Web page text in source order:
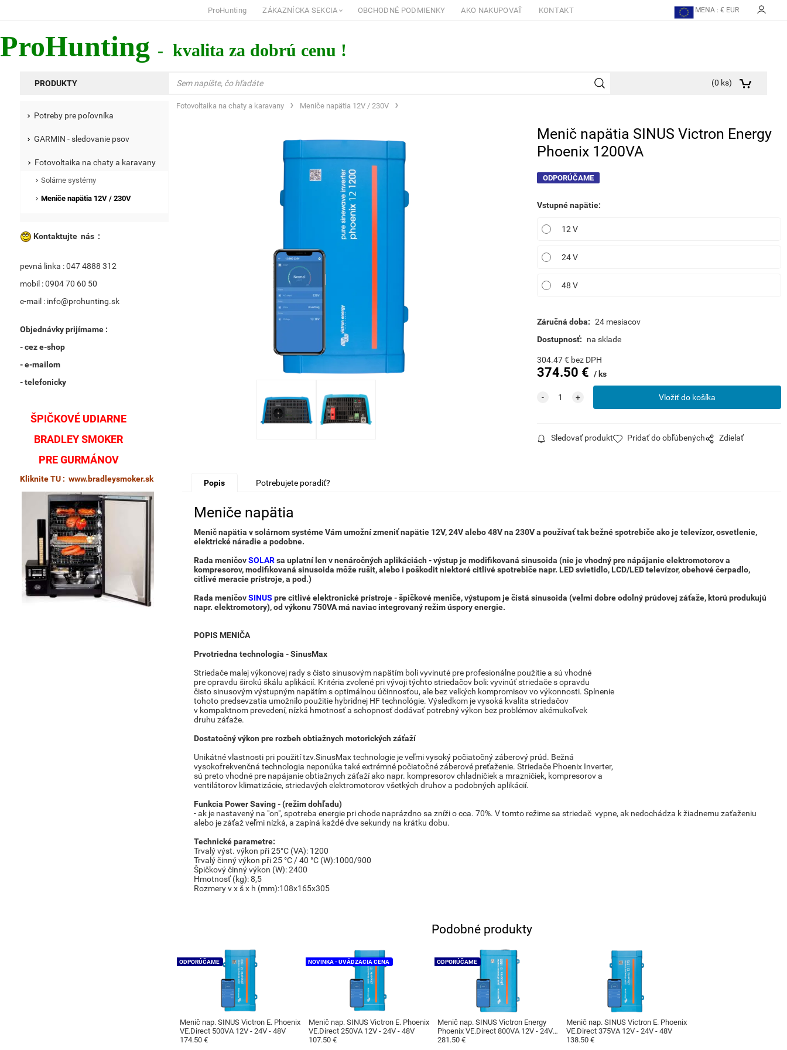
ProHunting ZÁKAZNÍCKA SEKCIA OBCHODNÉ PODMIENKY AKO NAKUPOVAŤ KONTAKT MENA : € EUR
ProHunting - kvalita za dobrú cenu !
PRODUKTY (0 ks)
Potreby pre poľovníka
GARMIN - sledovanie psov
Fotovoltaika na chaty a karavany
Solárne systémy
Meniče napätia 12V / 230V
Kontaktujte nás :
pevná linka : 047 4888 312
mobil : 0904 70 60 50
e-mail : info@prohunting.sk
Objednávky prijímame :
- cez e-shop
- e-mailom
- telefonicky
ŠPIČKOVÉ UDIARNE
BRADLEY SMOKER
PRE GURMÁNOV
Kliknite TU : www.bradleysmoker.sk
Fotovoltaika na chaty a karavany Meniče napätia 12V / 230V
Menič napätia SINUS Victron Energy
Phoenix 1200VA
ODPORÚČAME
Vstupné napätie:
12 V
24 V
48 V
Záručná doba: 24 mesiacov
Dostupnosť:
na sklade
304.47€ bez DPH
374.50 € ks
Sledovať produkt Pridať do obľúbených Zdielať
Popis Potrebujete poradiť?
Meniče napätia
Menič napätia v solárnom systéme Vám umožní zmeniť napätie 12V, 24V alebo 48V na 230V a používať tak bežné spotrebiče ako je televízor, osvetlenie,
elektrické náradie a podobne.
Rada meničovSOLARsa uplatní len v nenáročných aplikáciách - výstup je modifikovaná sinusoida(nie je vhodný pre nápájanie elektromotorov a
kompresorov, modifikovaná sinusoida môže rušit, alebo i poškodit niektoré citlivé spotrebiče napr. LED svietidlo, LCD/LEDtelevízor, obehové čerpadlo,
citlivé meracie prístroje, a pod.)
Rada meničovSINUS pre citlivé elektronické prístroje - špičkové meniče, výstupom je čistá sinusoida (velmi dobre odolný prúdovej záťaže, ktorú produkujú
napr. elektromotory), od výkonu 750VA má naviac integrovaný režim úspory energie.
POPIS MENIČA
Prvotriedna technologia - SinusMax
Striedače malej výkonovej rady s čisto sinusovým napätím boli vyvinuté pre profesionálne použitie a sú vhodné
pre opravdu širokú škálu aplikácií. Kritéria zvolené pri vývoji týchto striedačov boli: vyvinúť striedače s opravdu
čisto sinusovým výstupným napätím s optimálnou účinnosťou, ale bez velkých kompromisov vo výkonnosti. Splnenie
tohoto predsevzatia umožnilo použitie hybridnej HF technológie. Výsledkom je vysoká kvalita striedačov
v kompaktnom prevedení, nízká hmotnosť a schopnosť dodávať potrebný výkon bez problémov akémukoľvek
druhu záťaže.
Dostatočný výkon pre rozbeh obtiažnych motorických záťaží
Unikátné vlastnosti pri použití tzv.SinusMax technologie je veľmi vysoký počiatočný záberový prúd. Bežná
vysokofrekvenčná technologia neponúka také extrémné počiatočné záberové preťaženie. Striedače Phoenix Inverter,
sú preto vhodné pre napájanie obtiažnych záťaží ako napr. kompresorov chladničiek a mrazničiek, kompresorov a
ventilátorov klimatizácie, striedavých elektromotorov všetkých druhov a podobných aplikácií.
Funkcia Power Saving - (režim dohľadu)
- ak je nastavený na "on", spotreba energie pri chode naprázdno sa zníži o cca. 70%. V tomto režime sa striedač vypne, ak nedochádza k žiadnemu zaťaženiu
alebo je záťaž veľmi nízká, a zapíná každé dve sekundy na krátku dobu.
Technické parametre:
Trvalý výst. výkon při 25°C (VA): 1200
Trvalý činný výkon při 25 °C / 40 °C (W):1000/900
Špičkový činný výkon (W): 2400
Hmotnosť (kg): 8,5
Rozmery v x š x h (mm):108x165x305
Podobné produkty
Menič nap. SINUS Victron E. Phoenix
VE.Direct 500VA 12V - 24V - 48V
ODPORÚČAME
174.50 €
Menič nap. SINUS Victron E. Phoenix
VE.Direct 250VA 12V - 24V - 48V
NOVINKA - UVÁDZACIA CENA
107.50 €
Menič nap. SINUS Victron Energy
Phoenix VE.Direct 800VA 12V - 24V -
48V
ODPORÚČAME
281.50 €
Menič nap. SINUS Victron E. Phoenix
VE.Direct 375VA 12V - 24V - 48V
138.50 €